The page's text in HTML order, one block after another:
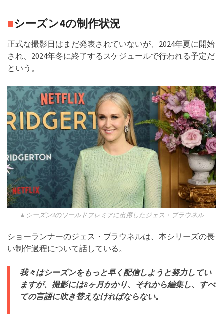
■シーズン4の制作状況
正式な撮影日はまだ発表されていないが、2024年夏に開始
され、2024年冬に終了するスケジュールで行われる予定だ
という。
▲シーズン3のワールドプレミアに出席したジェス・ブラウネル
ショーランナーのジェス・ブラウネルは、本シリーズの長
い制作過程について話している。
我々はシーズンをもっと早く配信しようと努力してい
ますが、撮影には8ヶ月かかり、それから編集し、すべ
ての言語に吹き替えなければならない。